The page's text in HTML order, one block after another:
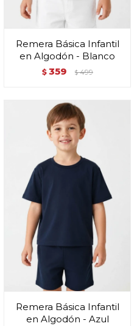
Remera Básica Infantil
en Algodón - Blanco
$ 359 $ 499
Remera Básica Infantil
en Algodón - Azul